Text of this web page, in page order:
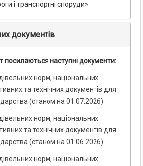
і транспортні споруди»
документів
посилаються наступні документи:
норм, національних
та технічних документів для
(станом на 01.07.2026)
норм, національних
та технічних документів для
(станом на 01.06.2026)
норм, національних